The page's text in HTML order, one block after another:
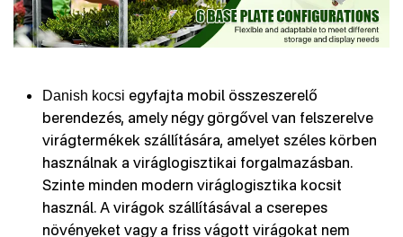
Danish kocsi egyfajta mobil összeszerelő
berendezés, amely négy görgővel van felszerelve
virágtermékek szállítására, amelyet széles körben
használnak a viráglogisztikai forgalmazásban.
Szinte minden modern viráglogisztika kocsit
használ. A virágok szállításával a cserepes
növényeket vagy a friss vágott virágokat nem